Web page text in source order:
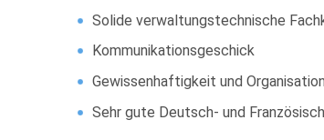
Solide verwaltungstechnische
Kommunikationsgeschick
Gewissenhaftigkeit und
Sehr gute Deutsch- und